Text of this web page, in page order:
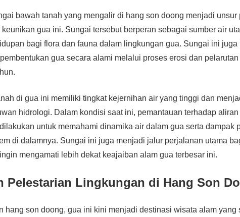
bawah tanah yang mengalir di hang son doong menjadi unsur
gua ini. Sungai tersebut berperan sebagai sumber air
bagi flora dan fauna dalam lingkungan gua. Sungai ini juga
gua secara alami melalui proses erosi dan
di gua ini memiliki tingkat kejernihan air yang tinggi dan
hidrologi. Dalam kondisi saat ini, pemantauan terhadap
untuk memahami dinamika air dalam gua serta dampak
di dalamnya. Sungai ini juga menjadi jalur perjalanan utama
mengamati lebih dekat keajaiban alam gua terbesar ini.
Pelestarian Lingkungan di Hang Son
hang son doong, gua ini kini menjadi destinasi wisata alam yang